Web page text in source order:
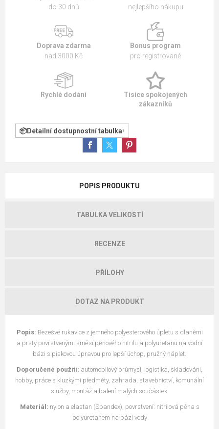
do 30 dnů
nejlepšího nákupu
Doprava zdarma
nad 3000 Kč
Bonus program
pro registrované
Rychlé dodání
Tisíce spokojených
zákazníků
Detailní dostupnostní tabulka
POPIS PRODUKTU
TABULKA VELIKOSTÍ
RECENZE
PŘÍLOHY
DOTAZ NA PRODUKT
Popis: Bezešvé rukavice z jemného polyesterového úpletu s dlaněmi
a prsty povrstvenými směsí pěnového nitrilu a polyuretanu na vodní
bázi s pískovou úpravou pro lepší úchop, pružný náplet.
Doporučené použití: automobilový průmysl, logistika, skladování,
hobby, práce s kluzkými předměty, zahrada, stavebnictví, komunální
služby, montáž a balení malých součástek.
Materiál: nylon a elastan (Spandex), povrstvení: nitrilová pěna s
polyuretanem na bázi vody